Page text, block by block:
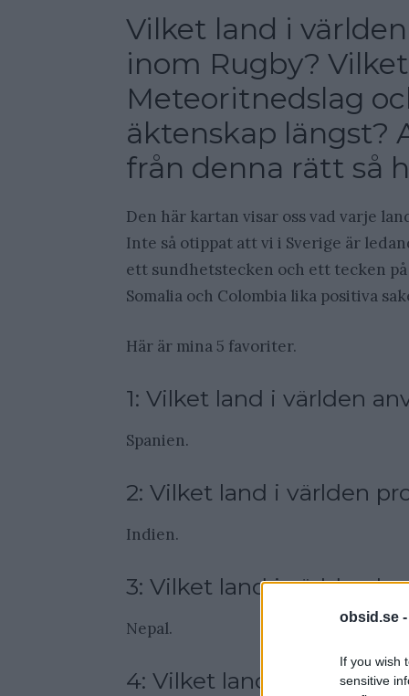
obsid.se -
If you wish
sensitive
Vilket land i
inom Rugby?
Meteoritnedslag
äktenskap längst?
från denna rätt så
Den här kartan visar oss vad varje
Inte så otippat att vi i Sverige är
ett sundhetstecken och ett tecken
Somalia och Colombia lika positiva
Här är mina 5 favoriter.
1: Vilket land i världen
Spanien.
2: Vilket land i världen
Indien.
3: Vilket land i världen
Nepal.
4: Vilket land i världen